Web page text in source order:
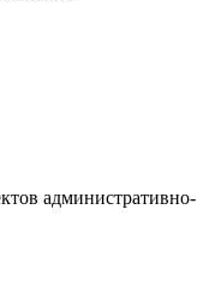
административно-